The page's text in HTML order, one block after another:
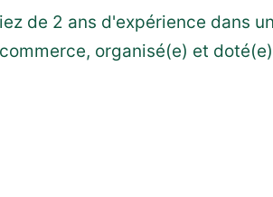
de 2 ans d'expérience dans
organisé(e) et